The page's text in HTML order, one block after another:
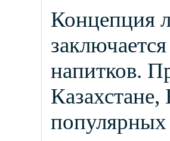
Концепция
напитков.
Казахстане,
популярных